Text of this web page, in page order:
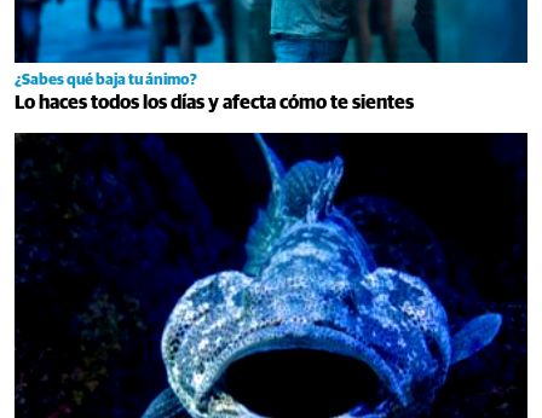
¿Sabes qué baja tu ánimo?
Lo haces todos los días y afecta cómo te sientes